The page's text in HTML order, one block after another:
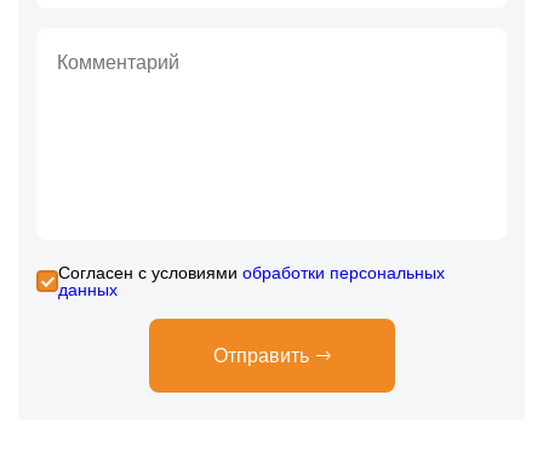
Cогласен с условиями обработки персональных
данных
Отправить